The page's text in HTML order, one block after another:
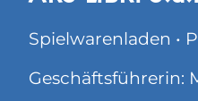
Spielwarenladen •
Geschäftsführerin: